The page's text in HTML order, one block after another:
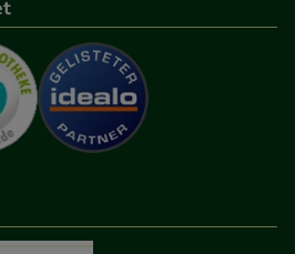
Hierüber lassen sich
Art und Weise der Nutzung
mit deren Hilfe wir
Website aber auch die
möglichst relevant für Sie